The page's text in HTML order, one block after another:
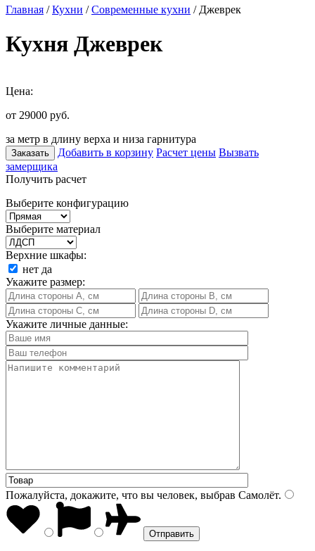
Главная /Кухни /Современные кухни / Джеврек
Кухня Джеврек
Цена:
от 29000 руб.
за метр в длину верха и низа гарнитура
Заказать Добавить в корзину Расчет цены Вызвать
замерщика
Получить расчет
Выберите конфигурацию
Выберите материал
Верхние шкафы:
нет да
Укажите размер:
Укажите личные данные:
Пожалуйста, докажите, что вы человек, выбрав Самолёт.